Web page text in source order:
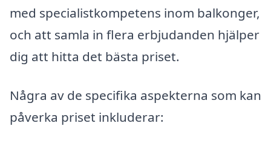
med specialistkompetens inom balkonger,
och att samla in flera erbjudanden hjälper
dig att hitta det bästa priset.
Några av de specifika aspekterna som kan
påverka priset inkluderar: